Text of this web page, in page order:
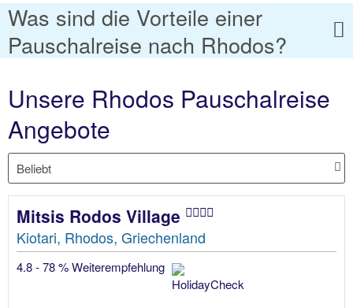
Was sind die Vorteile einer
Pauschalreise nach Rhodos?
Unsere Rhodos Pauschalreise
Angebote
Mitsis Rodos Village
Kiotari, Rhodos, Griechenland
4.8 - 78 % Weiterempfehlung